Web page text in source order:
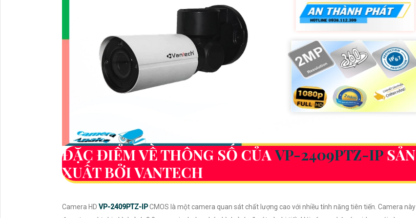
ĐẶC ĐIỂM VỀ THÔNG SỐ CỦAVP-2409PTZ-IP SẢN
XUẤT BỞI VANTECH
Camera HD VP-2409PTZ-IPCMOS là một camera quan sát chất lượng cao với nhiều tính năng tiên tiến. Camera này